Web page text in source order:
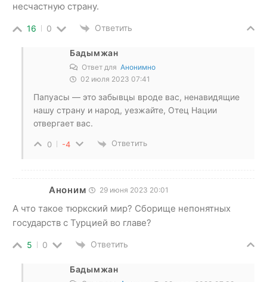
несчастную страну.
16 0 Ответить
Бадымжан
Ответ для Анонимно
02 июля 2023 07:41
Папуасы — это забывцы вроде вас, ненавидящие
нашу страну и народ, уезжайте, Отец Нации
отвергает вас.
0 -4 Ответить
Аноним 29 июня 2023 20:01
А что такое тюркский мир? Сборище непонятных
государств с Турцией во главе?
5 0 Ответить
Бадымжан